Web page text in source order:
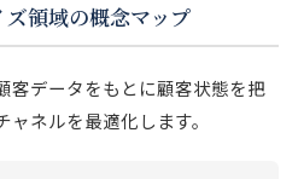
ズ領域の概念マップ
客データをもとに顧客状態を把
ネルを最適化します。